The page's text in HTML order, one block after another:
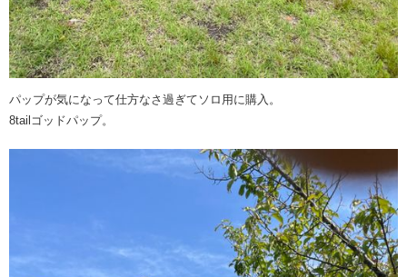
パップが気になって仕方なさ過ぎてソロ用に購入。
8tailゴッドパップ。